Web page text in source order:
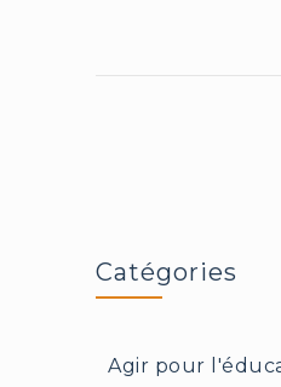
Catégories
Agir pour